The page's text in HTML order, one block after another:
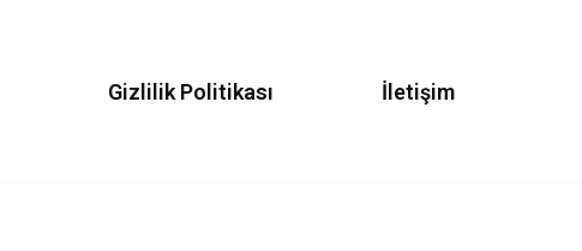
Gizlilik Politikası İletişim